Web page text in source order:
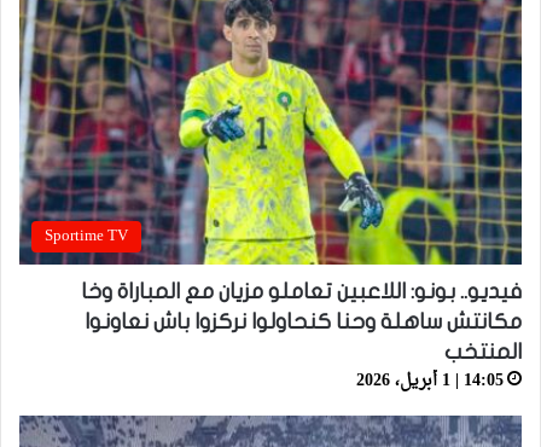
Sportime TV
فيديو.. بونو: اللاعبين تعاملو مزيان مع المباراة وخا
مكانتش ساهلة وحنا كنحاولوا نركزوا باش نعاونوا
المنتخب
14:05 | 1 أبريل، 2026